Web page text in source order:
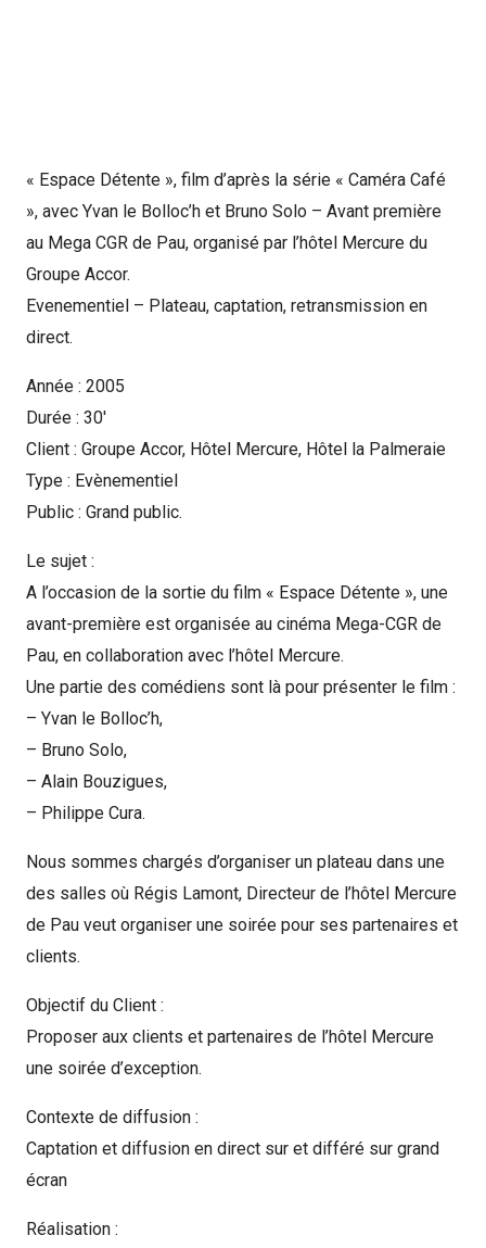
Captation d’événements
Formation
« Espace Détente », film d’après la série « Caméra Café
», avec Yvan le Bolloc’h et Bruno Solo – Avant première
au Mega CGR de Pau, organisé par l’hôtel Mercure du
Groupe Accor.
Evenementiel – Plateau, captation, retransmission en
direct.
Année : 2005
Durée : 30′
Client : Groupe Accor, Hôtel Mercure, Hôtel la Palmeraie
Type : Evènementiel
Public : Grand public.
Le sujet :
A l’occasion de la sortie du film « Espace Détente », une
avant-première est organisée au cinéma Mega-CGR de
Pau, en collaboration avec l’hôtel Mercure.
Une partie des comédiens sont là pour présenter le film :
– Yvan le Bolloc’h,
– Bruno Solo,
– Alain Bouzigues,
– Philippe Cura.
Nous sommes chargés d’organiser un plateau dans une
des salles où Régis Lamont, Directeur de l’hôtel Mercure
de Pau veut organiser une soirée pour ses partenaires et
clients.
Objectif du Client :
Proposer aux clients et partenaires de l’hôtel Mercure
une soirée d’exception.
Contexte de diffusion :
Captation et diffusion en direct sur et différé sur grand
écran
Réalisation :